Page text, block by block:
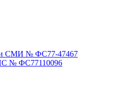
СМИ № ФС77-47467
№ ФС77110096